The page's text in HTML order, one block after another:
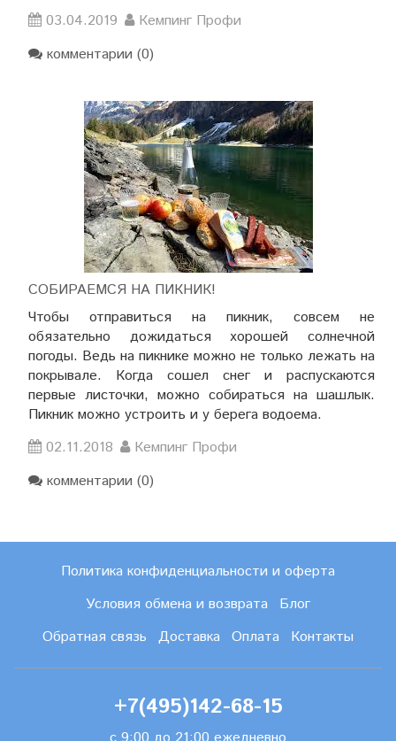
03.04.2019
Кемпинг Профи
комментарии (0)
СОБИРАЕМСЯ НА ПИКНИК!
Чтобы отправиться на пикник, совсем не
обязательно дожидаться хорошей солнечной
погоды. Ведь на пикнике можно не только лежать на
покрывале. Когда сошел снег и распускаются
первые листочки, можно собираться на шашлык.
Пикник можно устроить и у берега водоема.
02.11.2018
Кемпинг Профи
комментарии (0)
Политика конфиденциальности и оферта
Условия обмена и возврата
Блог
Обратная связь
Доставка Оплата Контакты
+7(495)142-68-15